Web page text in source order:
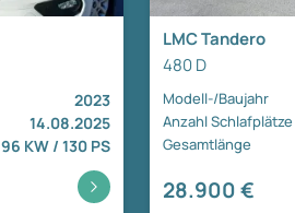
2023
14.08.2025
96 KW / 130 PS
LMC Tandero
480 D
Modell-/Baujahr
Anzahl Schlafplätze
Gesamtlänge
28.900 €